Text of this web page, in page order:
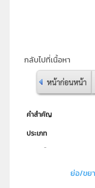
กลับไปที่เนื้อหา
หน้าก่อนหน้า
คำสำคัญ
ประเภท
ย่อ/ขย